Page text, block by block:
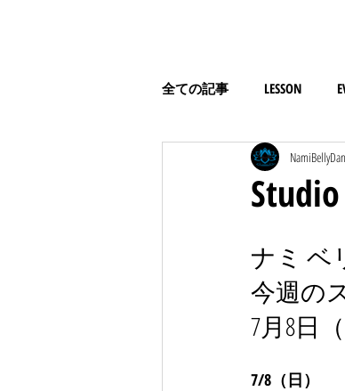
全ての記事 LESSON
コミュニティ ESSAY
ナミ ベ
今週の
7月8日
7/8（日）